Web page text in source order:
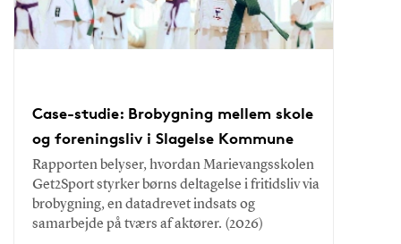
Case-studie: Brobygning mellem skole
og foreningsliv i Slagelse Kommune
Rapporten belyser, hvordan Marievangsskolen
Get2Sport styrker børns deltagelse i fritidsliv via
brobygning, en datadrevet indsats og
samarbejde på tværs af aktører. (2026)